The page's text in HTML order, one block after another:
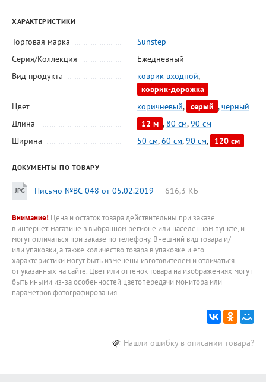
ХАРАКТЕРИСТИКИ
Торговая марка
Sunstep
Серия/Коллекция
Ежедневный
Вид продукта
коврик входной,
коврик-дорожка
Цвет
коричневый, серый ,черный
Длина
12 м , 80 см,90 см
Ширина
50 см,60 см,90 см, 120 см
ДОКУМЕНТЫ ПО ТОВАРУ
Письмо №ВС-048 от 05.02.2019 616,3 КБ
Внимание! Цена и остаток товара действительны при заказе
в интернет-магазине в выбранном регионе или населенном пункте, и
могут отличаться при заказе по телефону. Внешний вид товара и/
или упаковки, а также количество товара в упаковке и его
характеристики могут быть изменены изготовителем и отличаться
от указанных на сайте. Цвет или оттенок товара на изображениях могут
быть иными из-за особенностей цветопередачи монитора или
параметров фотографирования.
Нашли ошибку в описании товара?